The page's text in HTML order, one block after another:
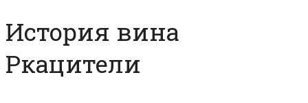
История вина
Ркацители